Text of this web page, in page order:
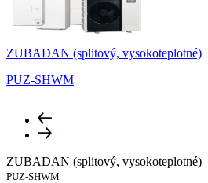
ZUBADAN (splitový, vysokoteplotné)
PUZ-SHWM
ZUBADAN (splitový, vysokoteplotné)
PUZ-SHWM